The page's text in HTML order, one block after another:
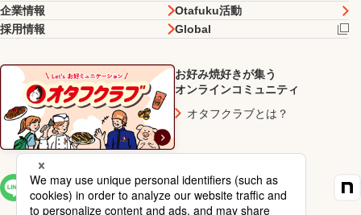
企業情報
Otafuku活動
採用情報
Global
お好み焼好きが集う
オンラインコミュニティ
オタフクラブとは？